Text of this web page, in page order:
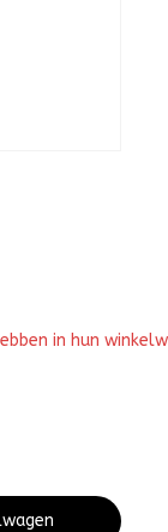
in hun